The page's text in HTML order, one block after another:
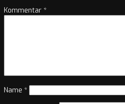
Kommentar *
Name *